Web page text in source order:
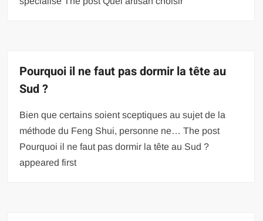
Pourquoi il ne faut pas dormir la tête au
Sud ?
Bien que certains soient sceptiques au sujet de la
méthode du Feng Shui, personne ne… The post
Pourquoi il ne faut pas dormir la tête au Sud ?
appeared first